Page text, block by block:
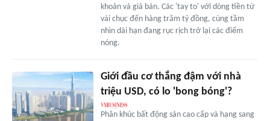
khoản và giá bán. Các 'tay to' với dòng tiền từ
vài chục đến hàng trăm tỷ đồng, cùng tầm
nhìn dài hạn đang rục rịch trở lại các điểm
nóng.
Giới đầu cơ thắng đậm với nhà
triệu USD, có lo 'bong bóng'?
Phân khúc bất động sản cao cấp và hạng sang